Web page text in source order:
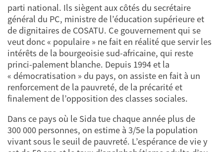
parti national. Ils siègent aux côtés du secrétaire
général du PC, ministre de l’éducation supérieure et
de dignitaires de COSATU. Ce gouvernement qui se
veut donc « populaire » ne fait en réalité que servir les
intérêts de la bourgeoisie sud-africaine, qui reste
princi-palement blanche. Depuis 1994 et la
« démocratisation » du pays, on assiste en fait à un
renforcement de la pauvreté, de la précarité et
finalement de l’opposition des classes sociales.
Dans ce pays où le Sida tue chaque année plus de
300 000 personnes, on estime à 3/5e la population
vivant sous le seuil de pauvreté. L’espérance de vie y